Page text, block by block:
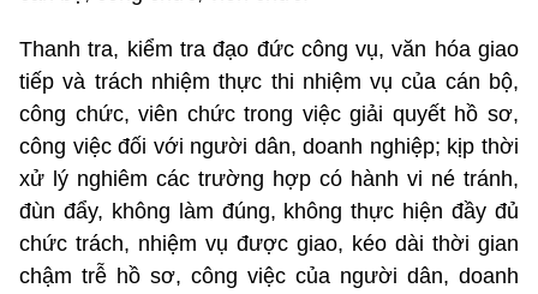
Thanh tra, kiểm tra đạo đức công vụ, văn hóa giao
tiếp và trách nhiệm thực thi nhiệm vụ của cán bộ,
công chức, viên chức trong việc giải quyết hồ sơ,
công việc đối với người dân, doanh nghiệp; kịp thời
xử lý nghiêm các trường hợp có hành vi né tránh,
đùn đẩy, không làm đúng, không thực hiện đầy đủ
chức trách, nhiệm vụ được giao, kéo dài thời gian
chậm trễ hồ sơ, công việc của người dân, doanh